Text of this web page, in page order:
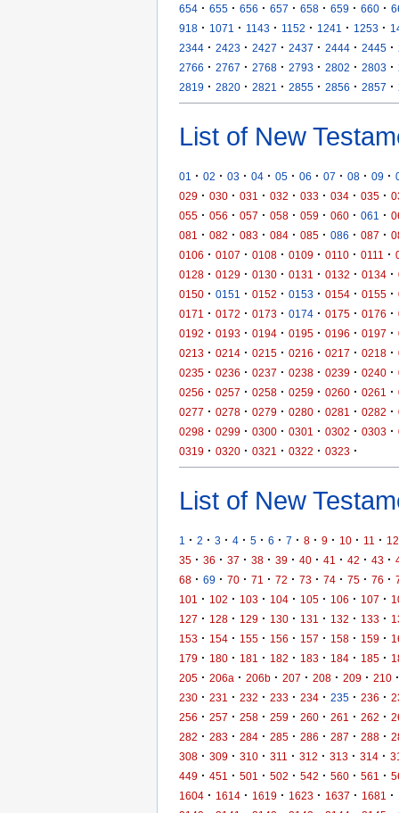
654 · 655 · 656 · 657 · 658 · 659 · 660 ·
918 · 1071 · 1143 · 1152 · 1241 · 1253 ·
2344 · 2423 · 2427 · 2437 · 2444 · 2445 ·
2766 · 2767 · 2768 · 2793 · 2802 · 2803 ·
2819 · 2820 · 2821 · 2855 · 2856 · 2857 ·
List of New
01 · 02 · 03 · 04 · 05 · 06 · 07 · 08 · 09 ·
029 · 030 · 031 · 032 · 033 · 034 · 035 ·
055 · 056 · 057 · 058 · 059 · 060 · 061 ·
081
· 082 · 083 · 084 · 085 · 086 · 087 ·
0106 · 0107 · 0108 · 0109 · 0110 · 0111 ·
0128 · 0129 · 0130 · 0131 · 0132 · 0134 ·
0150 · 0151 · 0152 · 0153 · 0154 · 0155 ·
0171
· 0172 · 0173 · 0174 · 0175 · 0176 ·
0192 · 0193 · 0194 · 0195 · 0196 · 0197 ·
0213 · 0214 · 0215 · 0216 · 0217 · 0218 ·
0235 · 0236 · 0237 · 0238 · 0239 · 0240 ·
0256 · 0257 · 0258 · 0259 · 0260 · 0261 ·
0277 · 0278 · 0279 · 0280 · 0281 · 0282 ·
0298 · 0299 · 0300 · 0301 · 0302 · 0303 ·
0319 · 0320 · 0321 · 0322 · 0323 ·
List of New
1 · 2 · 3 · 4 · 5 · 6 · 7 · 8 · 9 · 10 · 11 · 12
35 · 36 · 37 · 38 · 39 · 40 · 41 · 42 · 43 ·
68 · 69 · 70 · 71 · 72 · 73 · 74 · 75 · 76 ·
101
· 102 · 103 · 104 · 105 · 106 · 107 ·
127 · 128 · 129 · 130 · 131 · 132 · 133 ·
153 · 154 · 155 · 156 · 157 · 158 · 159 ·
179 · 180 · 181 · 182 · 183 · 184 · 185 ·
205 · 206a · 206b · 207 · 208 · 209 · 210 ·
230 · 231 · 232 · 233 · 234 · 235 · 236 ·
256 · 257 · 258 · 259 · 260 · 261 · 262 ·
282 · 283 · 284 · 285 · 286 · 287 · 288 ·
308 · 309 · 310 · 311 · 312 · 313 · 314 ·
449 · 451 · 501 · 502 · 542 · 560 · 561 ·
1604 · 1614 · 1619 · 1623 · 1637 · 1681 ·